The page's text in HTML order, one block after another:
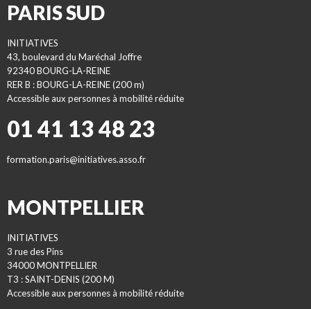
PARIS SUD
INITIATIVES
43, boulevard du Maréchal Joffre
92340 BOURG-LA-REINE
RER B : BOURG-LA-REINE (200 m)
Accessible aux personnes à mobilité réduite
01 41 13 48 23
formation.paris@initiatives.asso.fr
MONTPELLIER
INITIATIVES
3 rue des Pins
34000 MONTPELLIER
T3 : SAINT-DENIS (200 M)
Accessible aux personnes à mobilité réduite